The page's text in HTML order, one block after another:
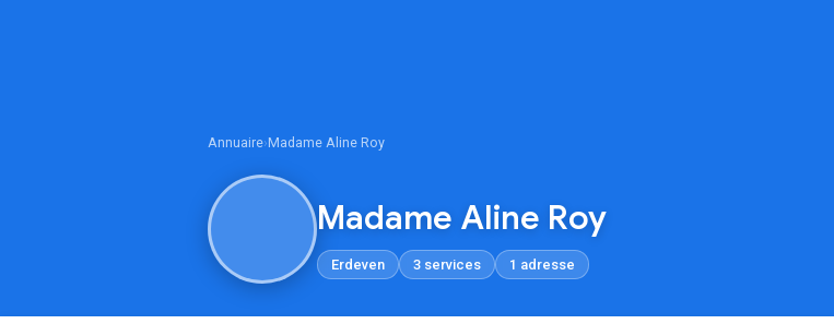
Annuaire›Madame Aline Roy
Madame Aline Roy
Erdeven 3 services 1 adresse